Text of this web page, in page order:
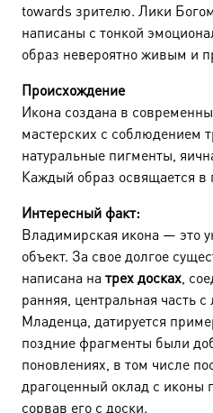
towards зрителю. Лики
написаны с тонкой
образ невероятно живым и
Происхождение
Икона создана в
мастерских с соблюдением
натуральные пигменты,
Каждый образ освящается в
Интересный факт:
Владимирская икона — это
объект. За свое долгое
написана на трех досках,
ранняя, центральная часть
Младенца, датируется
поздние фрагменты были
поновлениях, в том числе
драгоценный оклад с иконы
сорвав его с доски.